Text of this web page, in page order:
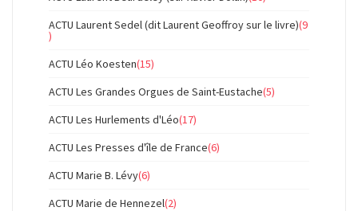
ACTU Laurent Sedel (dit Laurent Geoffroy sur le livre)(9
)
ACTU Léo Koesten(15)
ACTU Les Grandes Orgues de Saint-Eustache(5)
ACTU Les Hurlements d'Léo(17)
ACTU Les Presses d'île de France(6)
ACTU Marie B. Lévy(6)
ACTU Marie de Hennezel(2)